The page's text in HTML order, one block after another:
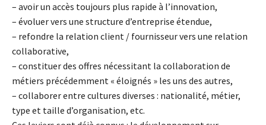
– avoir un accès toujours plus rapide à l’innovation,
– évoluer vers une structure d’entreprise étendue,
– refondre la relation client / fournisseur vers une relation
collaborative,
– constituer des offres nécessitant la collaboration de
métiers précédemment « éloignés » les uns des autres,
– collaborer entre cultures diverses : nationalité, métier,
type et taille d’organisation, etc.